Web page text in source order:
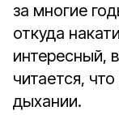
за многие
откуда
интересный,
читается,
дыхании.